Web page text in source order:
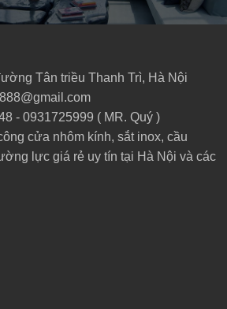
Tân triều Thanh Trì, Hà Nội
- 0931725999 ( MR. Quý )
cửa nhôm kính, sắt inox, cầu
lực giá rẻ uy tín tại Hà Nội và các